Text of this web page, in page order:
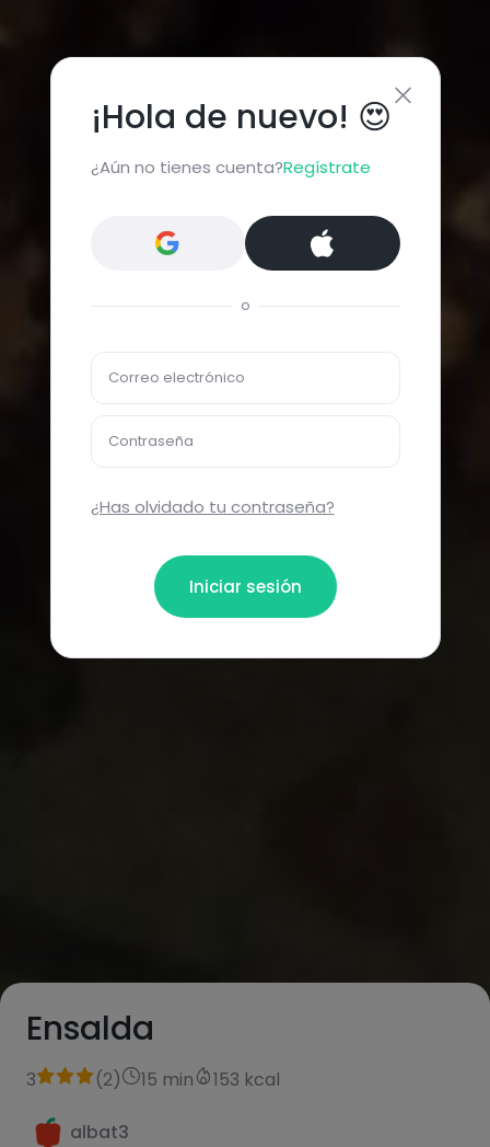
Ensalda
3 (2) 15 min 153 kcal
albat3
¡Hola de nuevo! 😍
¿Aún no tienes cuenta?Regístrate
o
Correo electrónico
Contraseña
¿Has olvidado tu contraseña?
Iniciar sesión